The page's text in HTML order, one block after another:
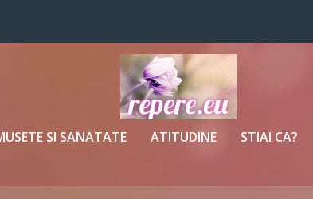
SI SANATATE ATITUDINE STIAI CA?